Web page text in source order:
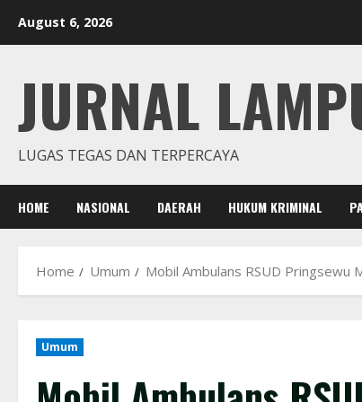
August 6, 2026
JURNAL
LUGAS TEGAS DAN TERPERCAYA
HOME NASIONAL DAERAH HUKUM KRIMINAL
Home Umum Mobil Ambulans RSUD Pringsewu
Umum